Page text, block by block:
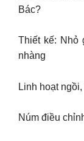
Bác?
Thiết kế: Nhỏ
nhàng
Linh hoạt
Núm điều